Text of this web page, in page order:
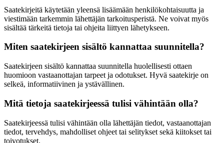
Saatekirjeitä käytetään yleensä lisäämään henkilökohtaisuutta ja
viestimään tarkemmin lähettäjän tarkoitusperistä. Ne voivat myös
sisältää tärkeitä tietoja tai ohjeita liittyen lähetykseen.
Miten saatekirjeen sisältö kannattaa suunnitella?
Saatekirjeen sisältö kannattaa suunnitella huolellisesti ottaen
huomioon vastaanottajan tarpeet ja odotukset. Hyvä saatekirje on
selkeä, informatiivinen ja ystävällinen.
Mitä tietoja saatekirjeessä tulisi vähintään olla?
Saatekirjeessä tulisi vähintään olla lähettäjän tiedot, vastaanottajan
tiedot, tervehdys, mahdolliset ohjeet tai selitykset sekä kiitokset tai
toivotukset.